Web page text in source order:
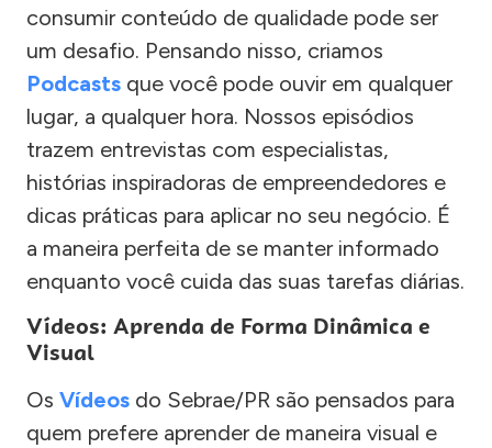
consumir conteúdo de qualidade pode ser
um desafio. Pensando nisso, criamos
Podcasts que você pode ouvir em qualquer
lugar, a qualquer hora. Nossos episódios
trazem entrevistas com especialistas,
histórias inspiradoras de empreendedores e
dicas práticas para aplicar no seu negócio. É
a maneira perfeita de se manter informado
enquanto você cuida das suas tarefas diárias.
Vídeos: Aprenda de Forma Dinâmica e
Visual
Os Vídeos do Sebrae/PR são pensados para
quem prefere aprender de maneira visual e